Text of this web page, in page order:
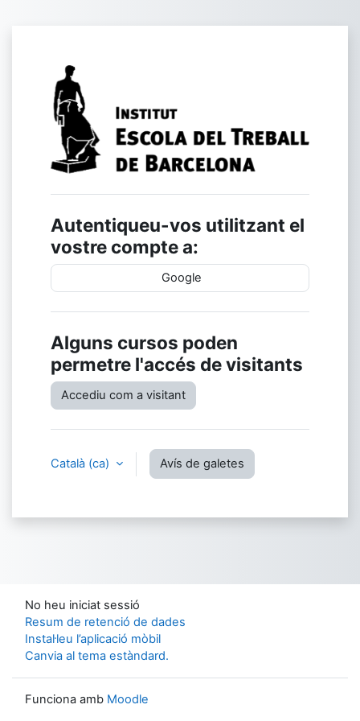
Autentiqueu-vos utilitzant el
vostre compte a:
Google
Alguns cursos poden
permetre l'accés de visitants
Accediu com a visitant
Català ‎(ca)‎ Avís de galetes
No heu iniciat sessió
Resum de retenció de dades
Instal·leu l’aplicació mòbil
Canvia al tema estàndard.
Funciona amb Moodle